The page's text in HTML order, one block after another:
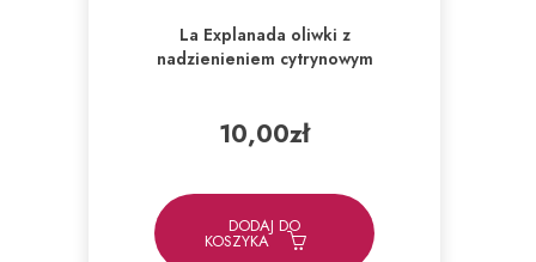
La Explanada oliwki z
nadzienieniem cytrynowym
10,00zł
DODAJ DO
KOSZYKA